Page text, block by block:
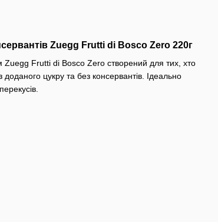
Zuegg Frutti di Bosсo Zero 220г
Frutti di Bosco Zero створений для тих, хто
цукру та без консервантів. Ідеально